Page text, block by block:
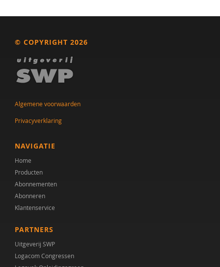
Ank Goosen
Kirstin Greaves-Lord
Yvonne Groen
Drs. I.L. Gelderblom
Msc I.W.C. Raats-Hage
Gerard J. Nijhof
Michel J. van Vliet
© COPYRIGHT 2026
Algemene voorwaarden
Privacyverklaring
NAVIGATIE
Home
Producten
Abonnementen
Abonneren
Klantenservice
PARTNERS
Uitgeverij SWP
Logacom Congressen